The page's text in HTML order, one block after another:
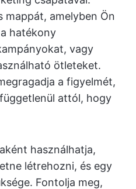
mappát, amelyben Ön
hatékony
vagy
ötleteket.
a figyelmét,
attól, hogy
használhatja,
létrehozni, és egy
Fontolja meg,